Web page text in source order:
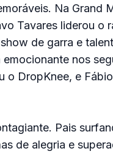
Na Grand
Tavares liderou o
de garra e
nos
o DropKnee, e Fábio
Pais
de alegria e